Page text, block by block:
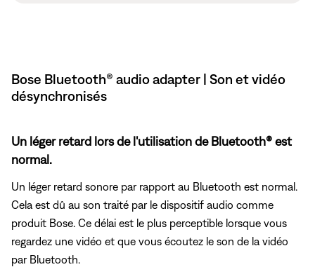
Bose Bluetooth® audio adapter | Son et vidéo
désynchronisés
Un léger retard lors de l'utilisation de Bluetooth® est
normal.
Un léger retard sonore par rapport au Bluetooth est normal.
Cela est dû au son traité par le dispositif audio comme
produit Bose. Ce délai est le plus perceptible lorsque vous
regardez une vidéo et que vous écoutez le son de la vidéo
par Bluetooth.